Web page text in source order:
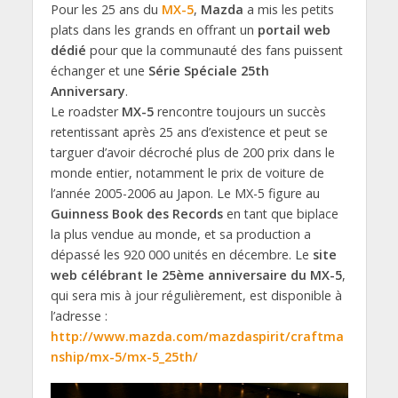
Pour les 25 ans du MX-5, Mazda a mis les petits
plats dans les grands en offrant un portail web
dédié pour que la communauté des fans puissent
échanger et une Série Spéciale 25th
Anniversary.
Le roadster MX-5rencontre toujours un succès
retentissant après 25 ans d’existence et peut se
targuer d’avoir décroché plus de 200 prix dans le
monde entier, notamment le prix de voiture de
l’année 2005-2006 au Japon. Le MX-5 figure au
Guinness Book des Recordsen tant que biplace
la plus vendue au monde, et sa production a
dépassé les 920 000 unités en décembre. Le site
web célébrant le 25ème anniversaire du MX-5,
qui sera mis à jour régulièrement, est disponible à
l’adresse :
http://www.mazda.com/mazdaspirit/craftma
nship/mx-5/mx-5_25th/